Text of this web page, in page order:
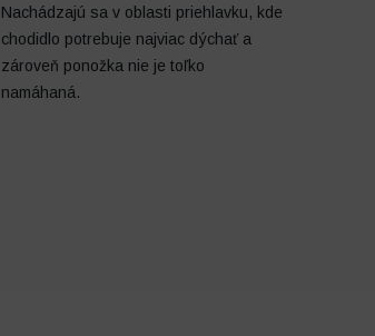
Nachádzajú sa v oblasti priehlavku, kde
chodidlo potrebuje najviac dýchať a
zároveň ponožka nie je toľko
namáhaná.